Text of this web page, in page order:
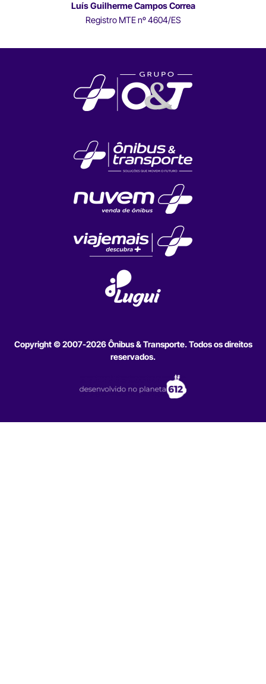
Luís Guilherme Campos Correa
Registro MTE nº 4604/ES
Copyright © 2007-2026 Ônibus & Transporte. Todos os direitos
reservados.